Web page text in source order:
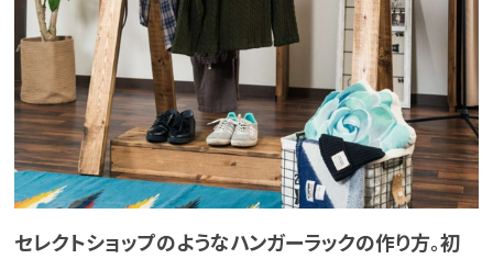
セレクトショップのようなハンガーラックの作り方。初